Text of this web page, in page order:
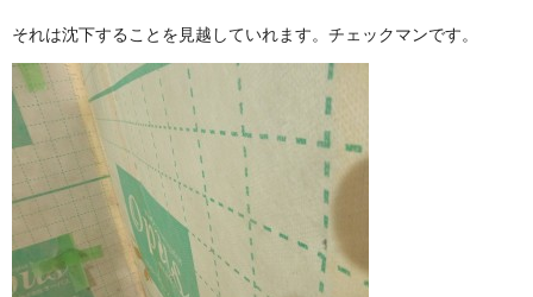
それは沈下することを見越していれます。チェックマンです。